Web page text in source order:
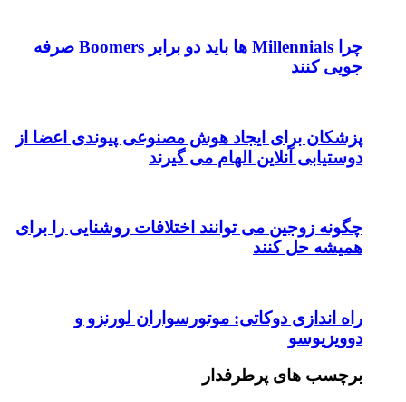
چرا Millennials ها باید دو برابر Boomers صرفه
جویی کنند
پزشکان برای ایجاد هوش مصنوعی پیوندی اعضا از
دوستیابی آنلاین الهام می گیرند
چگونه زوجین می توانند اختلافات روشنایی را برای
همیشه حل کنند
راه اندازی دوکاتی: موتورسواران لورنزو و
دوویزیوسو
برچسب های پرطرفدار